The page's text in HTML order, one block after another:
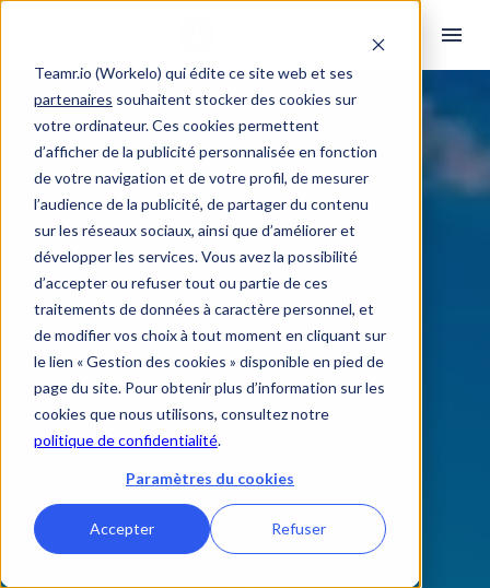
Teamr.io (Workelo) qui édite ce site web et ses
partenaires souhaitent stocker des cookies sur
votre ordinateur. Ces cookies permettent
d’afficher de la publicité personnalisée en fonction
de votre navigation et de votre profil, de mesurer
l’audience de la publicité, de partager du contenu
sur les réseaux sociaux, ainsi que d’améliorer et
développer les services. Vous avez la possibilité
d’accepter ou refuser tout ou partie de ces
traitements de données à caractère personnel, et
de modifier vos choix à tout moment en cliquant sur
le lien « Gestion des cookies » disponible en pied de
page du site. Pour obtenir plus d’information sur les
cookies que nous utilisons, consultez notre
politique de confidentialité.
Paramètres du cookies
Accepter Refuser